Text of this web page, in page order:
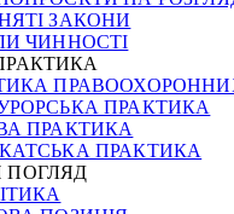
ЗАКОНИ
ЧИННОСТІ
ПРАКТИКА
ПРАКТИКА
ПРАКТИКА
ПОГЛЯД